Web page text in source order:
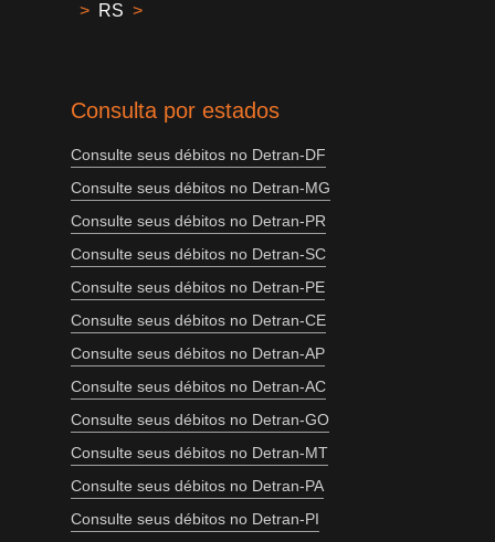
> RS >
Consulta por estados
Consulte seus débitos no Detran-DF
Consulte seus débitos no Detran-MG
Consulte seus débitos no Detran-PR
Consulte seus débitos no Detran-SC
Consulte seus débitos no Detran-PE
Consulte seus débitos no Detran-CE
Consulte seus débitos no Detran-AP
Consulte seus débitos no Detran-AC
Consulte seus débitos no Detran-GO
Consulte seus débitos no Detran-MT
Consulte seus débitos no Detran-PA
Consulte seus débitos no Detran-PI